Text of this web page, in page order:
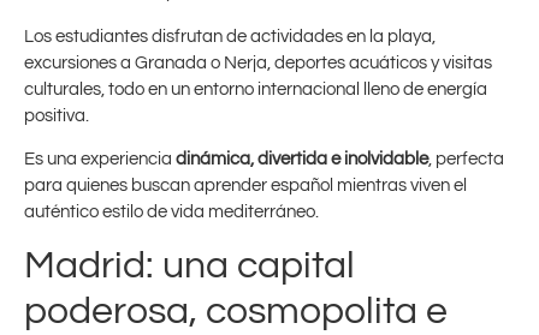
Los estudiantes disfrutan de actividades en la playa,
excursiones a Granada o Nerja, deportes acuáticos y visitas
culturales, todo en un entorno internacional lleno de energía
positiva.
Es una experiencia dinámica, divertida e inolvidable, perfecta
para quienes buscan aprender español mientras viven el
auténtico estilo de vida mediterráneo.
Madrid: una capital
poderosa, cosmopolita e